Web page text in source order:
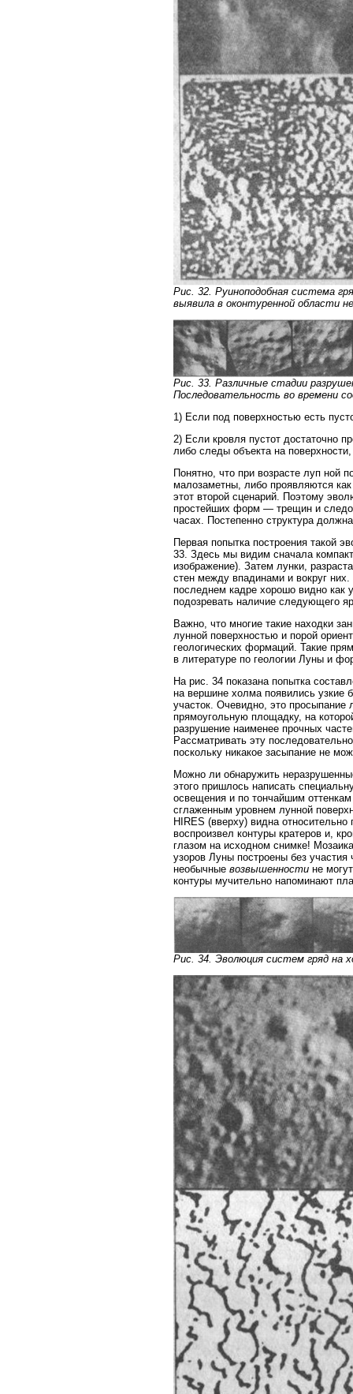
Рис. 32. Руиноподобная система
выявила в оконтуренной области
Рис. 33. Различные стадии
Последовательность во времени
1) Если под поверхностью есть
2) Если кровля пустот достаточно
либо следы объекта на
Понятно, что при возрасте луп ной
малозаметны, либо проявляются
этот второй сценарий. Поэтому
простейших форм — трещин и
часах. Постепенно структура
Первая попытка построения такой
33. Здесь мы видим сначала
изображение). Затем лунки,
стен между впадинами и вокруг
последнем кадре хорошо видно как
подозревать наличие следующего
Важно, что многие такие находки
лунной поверхностью и порой
геологических формаций. Такие
в литературе по геологии Луны и
На рис. 34 показана попытка
на вершине холма появились узкие
участок. Очевидно, это
прямоугольную площадку, на
разрушение наименее прочных
Рассматривать эту
поскольку никакое засыпание не
Можно ли обнаружить
этого пришлось написать
освещения и по тончайшим
сглаженным уровнем лунной
HIRES (вверху) видна
воспроизвел контуры кратеров и,
глазом на исходном снимке!
узоров Луны построены без
необычные возвышенности не
контуры мучительно напоминают
Рис. 34. Эволюция систем гряд на